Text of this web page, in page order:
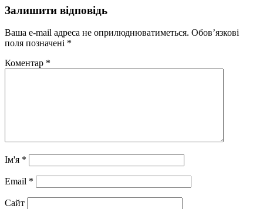
Залишити відповідь
Ваша e-mail адреса не оприлюднюватиметься. Обов’язкові
поля позначені *
Коментар *
Ім'я *
Email *
Сайт